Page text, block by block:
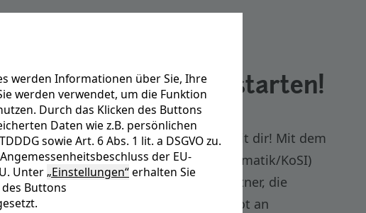
werden Informationen über Sie, Ihre
werden verwendet, um die Funktion
Durch das Klicken des Buttons
Daten wie z.B. persönlichen
sowie Art. 6 Abs. 1 lit. a DSGVO zu.
der EU-
Unter„Einstellungen“erhalten Sie
Buttons
morgen durchstarten!
digitalisieren? Am liebsten mit dir! Mit dem
Informatik (kooperatives Studium Informatik/KoSI)
jede Herausforderung. Unser Partner, die
macht durch ein breites Angebot an